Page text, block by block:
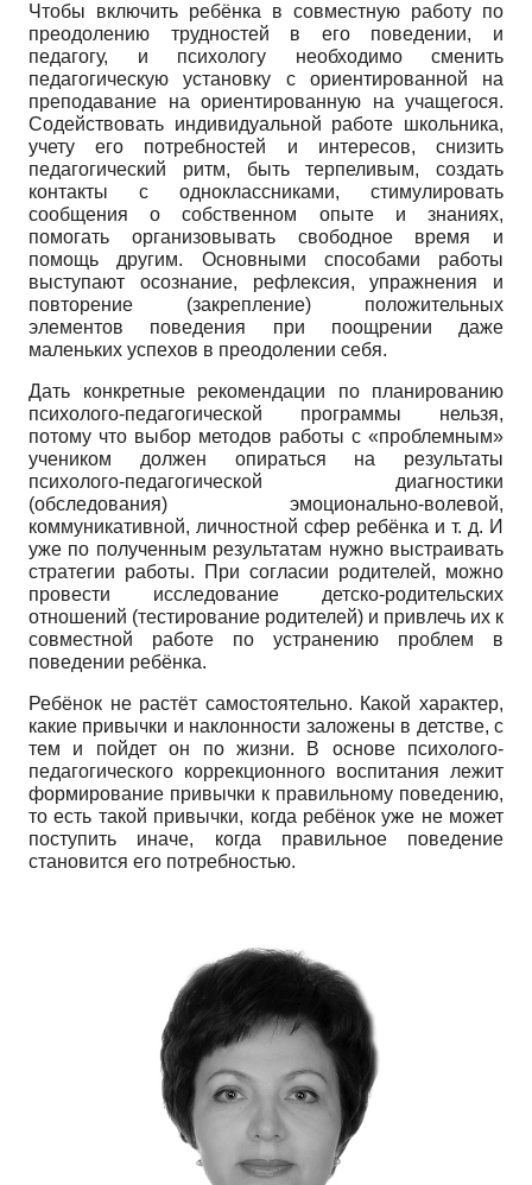
Чтобы включить ребёнка в совместную работу по
преодолению трудностей в его поведении, и
педагогу, и психологу необходимо сменить
педагогическую установку с ориентированной на
преподавание на ориентированную на учащегося.
Содействовать индивидуальной работе школьника,
учету его потребностей и интересов, снизить
педагогический ритм, быть терпеливым, создать
контакты с одноклассниками, стимулировать
сообщения о собственном опыте и знаниях,
помогать организовывать свободное время и
помощь другим. Основными способами работы
выступают осознание, рефлексия, упражнения и
повторение (закрепление) положительных
элементов поведения при поощрении даже
маленьких успехов в преодолении себя.
Дать конкретные рекомендации по планированию
психолого-педагогической программы нельзя,
потому что выбор методов работы с «проблемным»
учеником должен опираться на результаты
психолого-педагогической диагностики
(обследования) эмоционально-волевой,
коммуникативной, личностной сфер ребёнка и т. д. И
уже по полученным результатам нужно выстраивать
стратегии работы. При согласии родителей, можно
провести исследование детско-родительских
отношений (тестирование родителей) и привлечь их к
совместной работе по устранению проблем в
поведении ребёнка.
Ребёнок не растёт самостоятельно. Какой характер,
какие привычки и наклонности заложены в детстве, с
тем и пойдет он по жизни. В основе психолого­
педагогического коррекционного воспитания лежит
формирование привычки к правильному поведению,
то есть такой привычки, когда ребёнок уже не может
поступить иначе, когда правильное поведение
становится его потребностью.